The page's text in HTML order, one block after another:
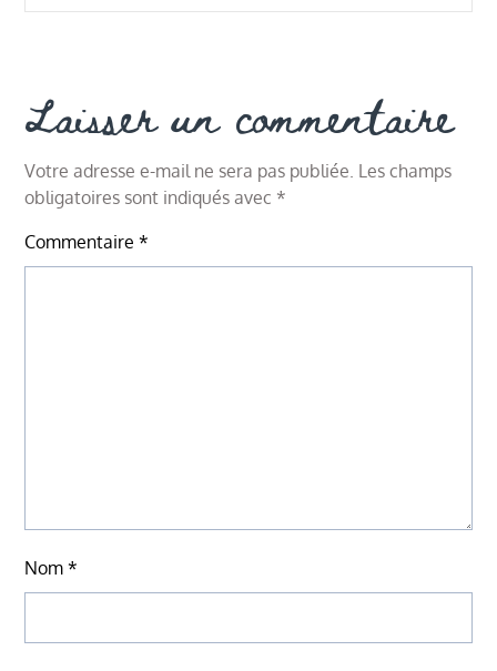
Laisser un commentaire
Votre adresse e-mail ne sera pas publiée. Les champs
obligatoires sont indiqués avec *
Commentaire*
Nom*